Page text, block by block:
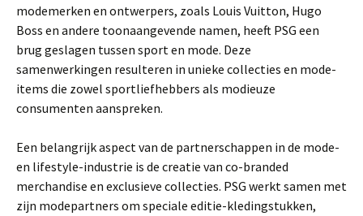
modemerken en ontwerpers, zoals Louis Vuitton, Hugo
Boss en andere toonaangevende namen, heeft PSG een
brug geslagen tussen sport en mode. Deze
samenwerkingen resulteren in unieke collecties en mode-
items die zowel sportliefhebbers als modieuze
consumenten aanspreken.
Een belangrijk aspect van de partnerschappen in de mode-
en lifestyle-industrie is de creatie van co-branded
merchandise en exclusieve collecties. PSG werkt samen met
zijn modepartners om speciale editie-kledingstukken,